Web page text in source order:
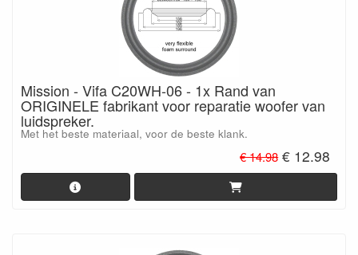
Mission - Vifa C20WH-06 - 1x Rand van
ORIGINELE fabrikant voor reparatie woofer van
luidspreker.
Met het beste materiaal, voor de beste klank.
€ 14.98 € 12.98